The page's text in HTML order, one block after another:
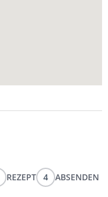
REZEPT 4 ABSENDEN